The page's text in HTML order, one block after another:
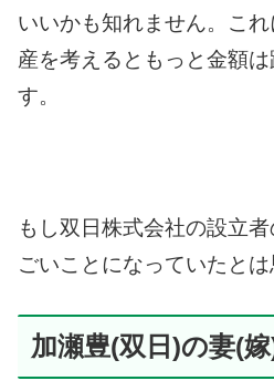
いいかも知れません。 こ
産を考えるともっと金額
す。
もし双日株式会社の設立
ごいことになっていたとは
加瀬豊(双日)の妻(